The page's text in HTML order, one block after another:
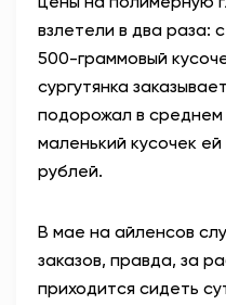
взлетели в два раза:
500-граммовый
сургутянка
подорожал в
маленький кусочек
рублей.
В мае на айленсов
заказов, правда, за
приходится сидеть